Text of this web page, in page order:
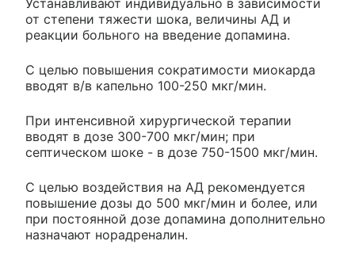
от степени тяжести шока, величины АД и
реакции больного на введение допамина.
С целью повышения сократимости миокарда
вводят в/в капельно 100-250 мкг/мин.
При интенсивной хирургической терапии
вводят в дозе 300-700 мкг/мин; при
септическом шоке - в дозе 750-1500 мкг/мин.
С целью воздействия на АД рекомендуется
повышение дозы до 500 мкг/мин и более, или
при постоянной дозе допамина дополнительно
назначают норадреналин.